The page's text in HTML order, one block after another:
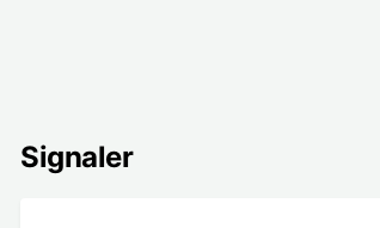
Signaler